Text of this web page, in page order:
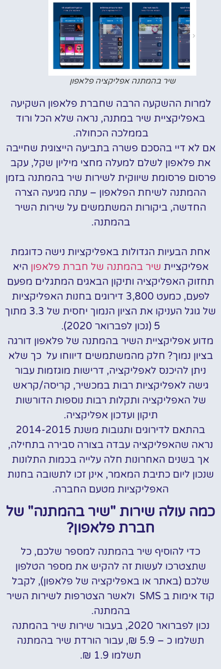
שיר בהמתנה אפליקציה פלאפון
למרות ההשקעה הרבה שחברת פלאפון השקיעה
באפליקציית שיר במתנה, נראה שלא הכל ורוד
בממלכה הכחולה.
אם לא דיי בהסכם פשרה בתביעה הייצוגית שחייבה
את פלאפון לשלם למעלה מחצי מיליון שקל, עקב
פרסום פרסומת שיווקית לשירות שיר בהמתנה בזמן
ההמתנה לשיחת הפלאפון – עתה מגיעה הצרה
החדשה, ביקורות המשתמשים על שירות השיר
בהמתנה.
אחת הבעיות הגדולות באפליקציות נישה כדוגמת
אפליקציית שיר בהמתנה של חברת פלאפון היא
תחזוק האפליקציה ותיקון הבאגים המתגלים מפעם
לפעם, כמעט 3,800 דירוגים בחנות האפליקציות
של גוגל העניקו את הציון הנמוך יחסית של 3.3 מתוך
5 (נכון לפברואר 2020).
מדוע אפליקציית השיר בהמתנה של פלאפון דורגה
בציון נמוך? חלק מהמשתמשים דיווחו על כך שלא
ניתן להיכנס לאפליקציה, דרישות מוגזמות עבור
גישה לאפליקציות רבות במכשיר, קריסה/קראש
של האפליקציה ותקלות רבות נוספות הדורשות
תיקון ועדכון אפליקציה.
בהתאם לדירוגים ותגובות משנת 2014-2015
נראה שהאפליקציה עבדה בצורה סבירה בתחילה,
אך בשנים האחרונות חלה עלייה בכמות התלונות
שנכון ליום כתיבת המאמר, אינן זכו לתשובה בחנות
האפליקציות מטעם החברה.
כמה עולה שירות "שיר בהמתנה" של
חברת פלאפון?
כדי להוסיף שיר בהמתנה למספר שלכם, כל
שתצטרכו לעשות זה להקיש את מספר הטלפון
שלכם (באתר או באפליקציה של פלאפון), לקבל
קוד אימות ב SMS ולאשר הצטרפות לשירות השיר
בהמתנה.
נכון לפברואר 2020, בעבור שירות שיר בהמתנה
תשלמו כ – 5.9 ₪, עבור הורדת שיר בהמתנה
תשלמו 1.9 ₪.